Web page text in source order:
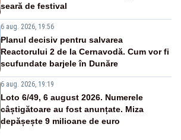
seară de festival
6 aug. 2026, 19:56
Planul decisiv pentru salvarea
Reactorului 2 de la Cernavodă. Cum vor fi
scufundate barjele în Dunăre
6 aug. 2026, 19:19
Loto 6/49, 6 august 2026. Numerele
câștigătoare au fost anunțate. Miza
depășește 9 milioane de euro